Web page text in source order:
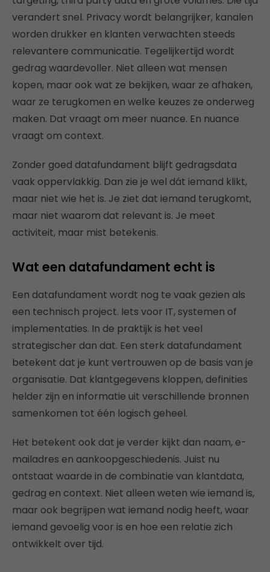
verandert snel. Privacy wordt belangrijker, kanalen
worden drukker en klanten verwachten steeds
relevantere communicatie. Tegelijkertijd wordt
gedrag waardevoller. Niet alleen wat mensen
kopen, maar ook wat ze bekijken, waar ze afhaken,
waar ze terugkomen en welke keuzes ze onderweg
maken. Dat vraagt om meer nuance. En nuance
vraagt om context.
Zonder goed datafundament blijft gedragsdata
vaak oppervlakkig. Dan zie je wel dát iemand klikt,
maar niet wie het is. Je ziet dat iemand terugkomt,
maar niet waarom dat relevant is. Je meet
activiteit, maar mist betekenis.
Wat een datafundament echt is
Een datafundament wordt nog te vaak gezien als
een technisch project. Iets voor IT, systemen of
implementaties. In de praktijk is het veel
strategischer dan dat. Een sterk datafundament
betekent dat je kunt vertrouwen op de basis van je
organisatie. Dat klantgegevens kloppen, definities
helder zijn en informatie uit verschillende bronnen
samenkomen tot één logisch geheel.
Het betekent ook dat je verder kijkt dan naam, e-
mailadres en aankoopgeschiedenis. Juist nu
ontstaat waarde in de combinatie van klantdata,
gedrag en context. Niet alleen weten wie iemand is,
maar ook begrijpen wat iemand nodig heeft, waar
iemand gevoelig voor is en hoe een relatie zich
ontwikkelt over tijd.